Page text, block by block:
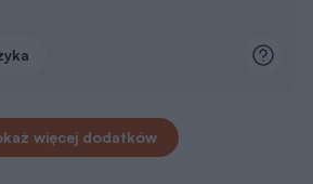
więcej dodatków